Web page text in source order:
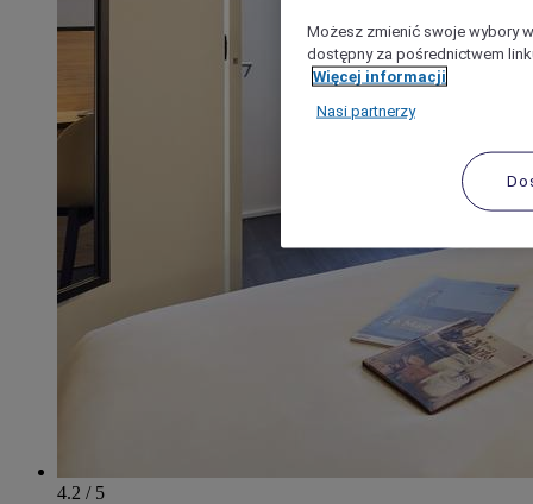
4.2 / 5
Możesz zmienić swoje wybory
dostępny za pośrednictwem
Więcej informacji
Nasi partnerzy